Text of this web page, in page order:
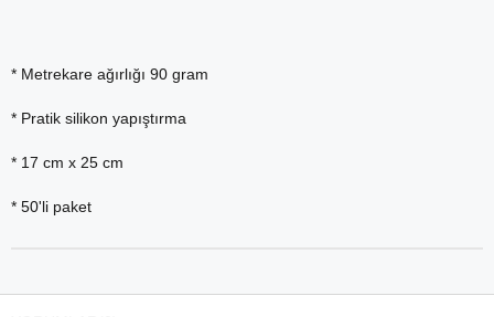
* Metrekare ağırlığı 90 gram
* Pratik silikon yapıştırma
* 17 cm x 25 cm
* 50'li paket